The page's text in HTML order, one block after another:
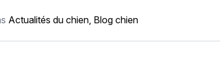
Actualités du chien Blog chien